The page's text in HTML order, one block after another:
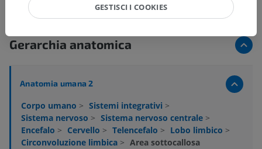
Gerarchia anatomica
Anatomia umana 2
Corpo umano > Sistemi integrativi >
Sistema nervoso > Sistema nervoso centrale >
Encefalo > Cervello > Telencefalo > Lobo limbico >
Circonvoluzione limbica > Area sottocallosa
GESTISCI I COOKIES